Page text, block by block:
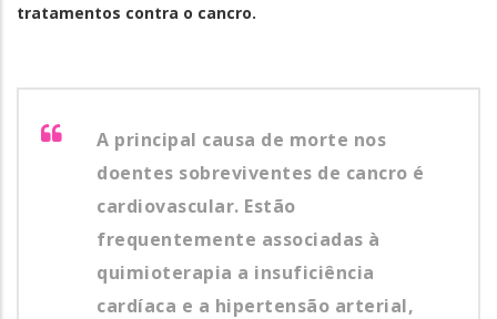
tratamentos contra o cancro.
A principal causa de morte nos
doentes sobreviventes de cancro é
cardiovascular. Estão
frequentemente associadas à
quimioterapia a insuficiência
cardíaca e a hipertensão arterial,